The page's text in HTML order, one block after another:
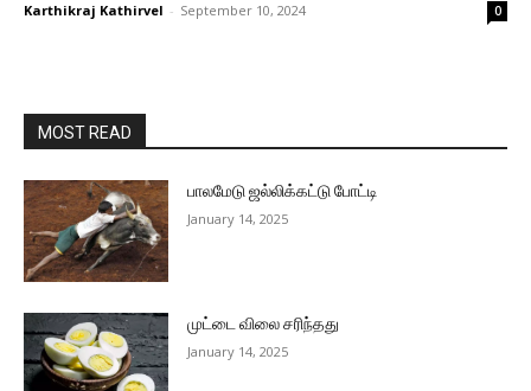
Karthikraj Kathirvel - September 10, 2024 0
MOST READ
பாலமேடு ஜல்லிக்கட்டு போட்டி
January 14, 2025
முட்டை விலை சரிந்தது
January 14, 2025